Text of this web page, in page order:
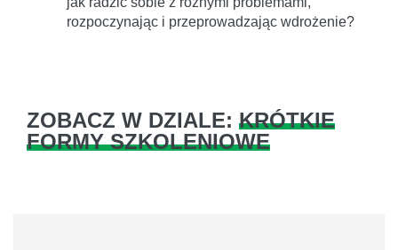
rozpoczynając i przeprowadzając wdrożenie?
ZOBACZ W DZIALE: KRÓTKIE
FORMY SZKOLENIOWE